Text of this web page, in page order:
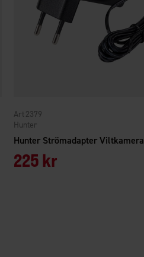
Hunter Strömadapter Viltkamera
Hunter
2379
225 kr